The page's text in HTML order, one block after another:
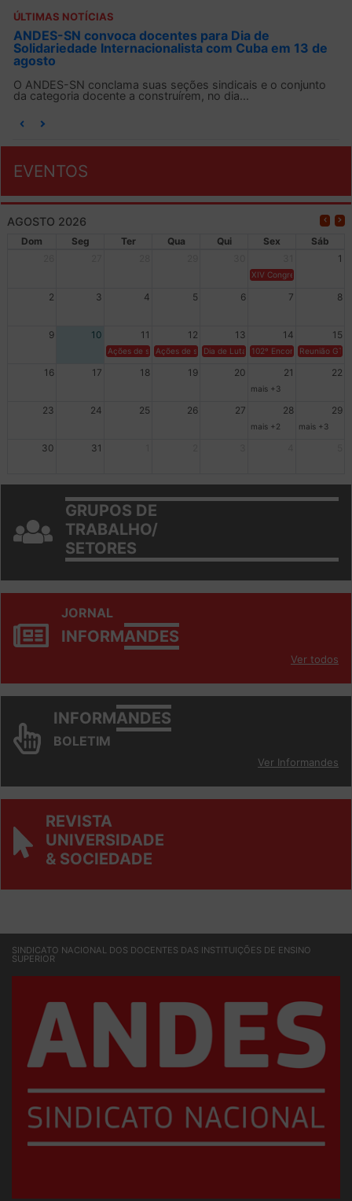
ÚLTIMAS NOTÍCIAS
ANDES-SN convoca docentes para Dia de
Solidariedade Internacionalista com Cuba em 13 de
agosto
O ANDES-SN conclama suas seções sindicais e o conjunto
da categoria docente a construírem, no dia...
EVENTOS
AGOSTO 2026
Dom Seg Ter Qua Qui Sex
Sáb
1
XIV Congresso Brasileiro
2 3 4 5 6 7 8
9 10 11 12 13 14 15
Ações de solidariedade a Cuba no Rio Grande do Sul - 100
Ações de solidariedade a Cuba no Rio Grande do
Dia de Luta em Defesa de Cuba e da
102º Encontro da
Reunião
16 17 18 19 20 21 22
mais +3
23 24 25 26 27 28 29
mais +2 mais +3
30 31
GRUPOS DE
TRABALHO/
SETORES
JORNAL
INFORMANDES
Ver todos
INFORMANDES
BOLETIM
Ver Informandes
REVISTA
UNIVERSIDADE
& SOCIEDADE
SINDICATO NACIONAL DOS DOCENTES DAS INSTITUIÇÕES DE ENSINO
SUPERIOR